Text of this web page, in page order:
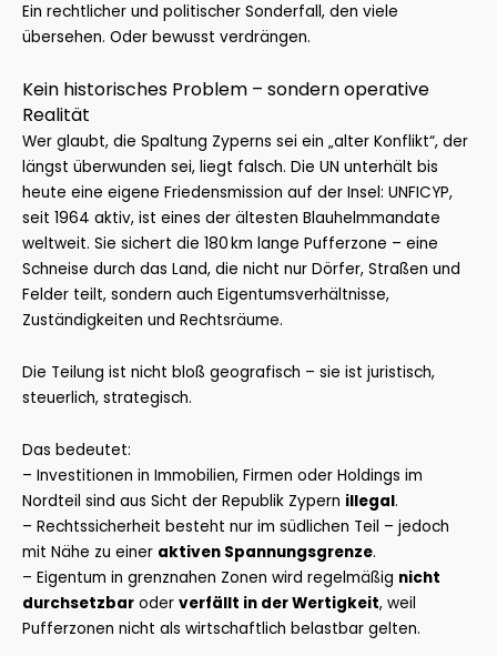
Ein rechtlicher und politischer Sonderfall, den viele
übersehen. Oder bewusst verdrängen.
Kein historisches Problem – sondern operative
Realität
Wer glaubt, die Spaltung Zyperns sei ein „alter Konflikt“, der
längst überwunden sei, liegt falsch. Die UN unterhält bis
heute eine eigene Friedensmission auf der Insel: UNFICYP,
seit 1964 aktiv, ist eines der ältesten Blauhelmmandate
weltweit. Sie sichert die 180 km lange Pufferzone – eine
Schneise durch das Land, die nicht nur Dörfer, Straßen und
Felder teilt, sondern auch Eigentumsverhältnisse,
Zuständigkeiten und Rechtsräume.
Die Teilung ist nicht bloß geografisch – sie ist juristisch,
steuerlich, strategisch.
Das bedeutet:
– Investitionen in Immobilien, Firmen oder Holdings im
Nordteil sind aus Sicht der Republik Zypern illegal.
– Rechtssicherheit besteht nur im südlichen Teil – jedoch
mit Nähe zu einer aktiven Spannungsgrenze.
– Eigentum in grenznahen Zonen wird regelmäßig nicht
durchsetzbar oder verfällt in der Wertigkeit, weil
Pufferzonen nicht als wirtschaftlich belastbar gelten.